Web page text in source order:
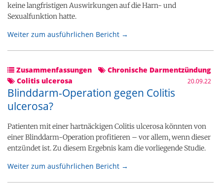
keine langfristigen Auswirkungen auf die Harn- und
Sexualfunktion hatte.
Weiter zum ausführlichen Bericht →
Zusammenfassungen
Chronische Darmentzündung
Colitis ulcerosa
20.09.22
Blinddarm-Operation gegen Colitis
ulcerosa?
Patienten mit einer hartnäckigen Colitis ulcerosa könnten von
einer Blinddarm-Operation profitieren – vor allem, wenn dieser
entzündet ist. Zu diesem Ergebnis kam die vorliegende Studie.
Weiter zum ausführlichen Bericht →